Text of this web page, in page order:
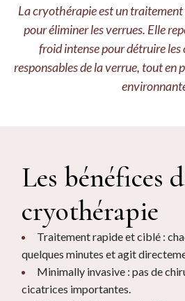
La cryothérapie est un
pour éliminer les verrues. Elle
froid intense pour détruire les
responsables de la verrue, tout en
Les bénéfices
cryothérapie
Traitement rapide et ciblé :
quelques minutes et agit
Minimally invasive : pas de
cicatrices importantes.